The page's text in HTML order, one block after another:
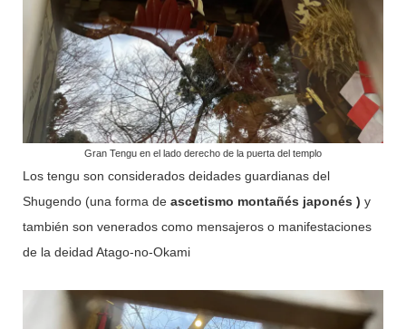
Gran Tengu en el lado derecho de la puerta del templo
Los tengu son considerados deidades guardianas del
Shugendo (una forma de ascetismo montañés japonés ) y
también son venerados como mensajeros o manifestaciones
de la deidad Atago-no-Okami